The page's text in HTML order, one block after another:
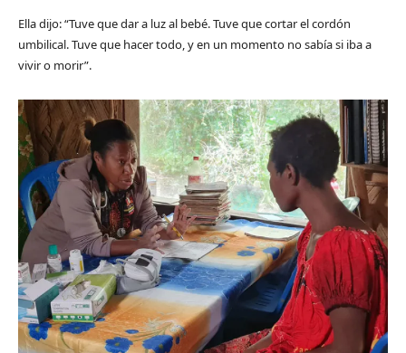
Ella dijo: “Tuve que dar a luz al bebé. Tuve que cortar el cordón
umbilical. Tuve que hacer todo, y en un momento no sabía si iba a
vivir o morir”.